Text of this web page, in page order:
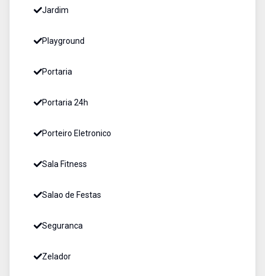
Jardim
Playground
Portaria
Portaria 24h
Porteiro Eletronico
Sala Fitness
Salao de Festas
Seguranca
Zelador